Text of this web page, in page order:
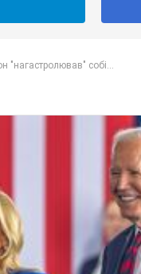
"нагастролював" собі...